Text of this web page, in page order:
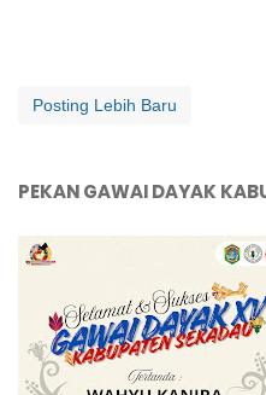
Posting Lebih Baru
PEKAN GAWAI DAYAK